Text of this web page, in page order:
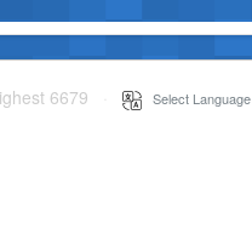
6679 Select Language